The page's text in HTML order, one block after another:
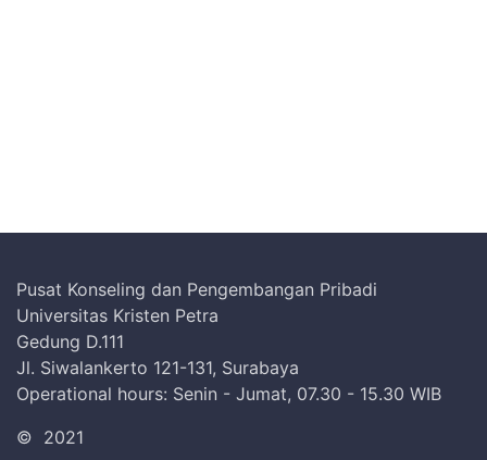
Pusat Konseling dan Pengembangan Pribadi
Universitas Kristen Petra
Gedung D.111
Jl. Siwalankerto 121-131, Surabaya
Operational hours: Senin - Jumat, 07.30 - 15.30 WIB
© 2021